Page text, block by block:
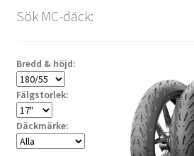
Sök MC-däck:
Bredd & höjd:
Fälgstorlek:
Däckmärke: